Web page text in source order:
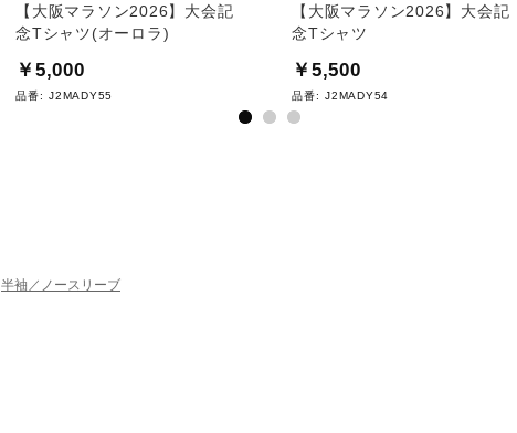
【大阪マラソン2026】大会記
念Tシャツ(オーロラ)
￥5,000
品番: J2MADY55
【大阪マラソン2026】大会記
念Tシャツ
￥5,500
品番: J2MADY54
半袖／ノースリーブ